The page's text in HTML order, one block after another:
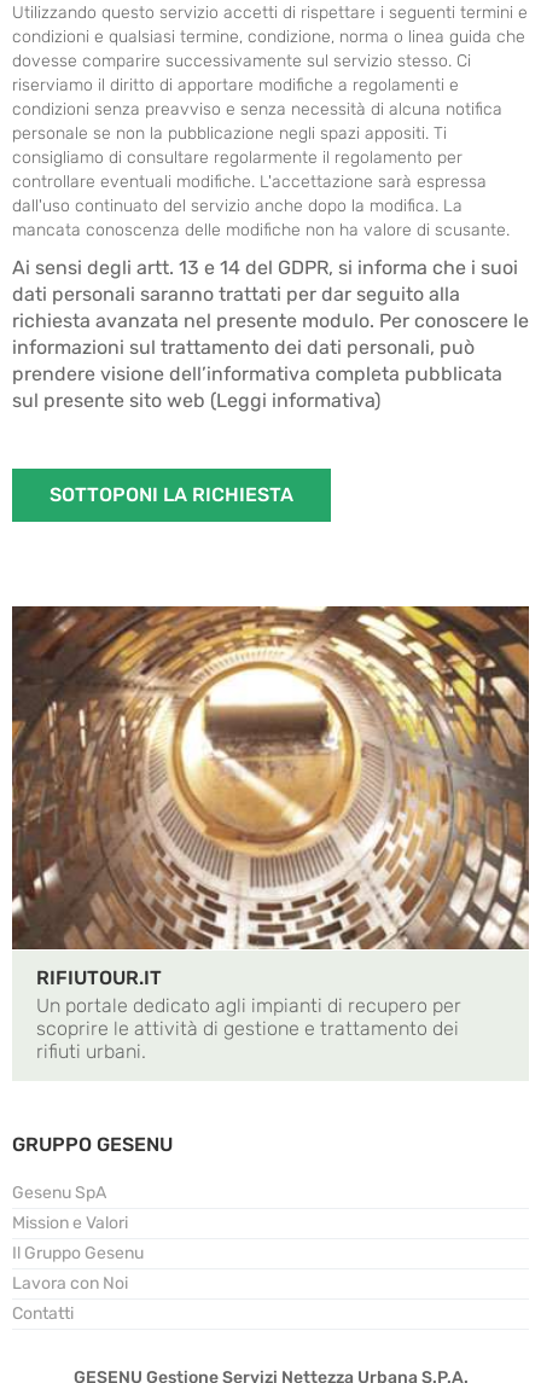
Utilizzando questo servizio accetti di rispettare i seguenti termini e
condizioni e qualsiasi termine, condizione, norma o linea guida che
dovesse comparire successivamente sul servizio stesso. Ci
riserviamo il diritto di apportare modifiche a regolamenti e
condizioni senza preavviso e senza necessità di alcuna notifica
personale se non la pubblicazione negli spazi appositi. Ti
consigliamo di consultare regolarmente il regolamento per
controllare eventuali modifiche. L'accettazione sarà espressa
dall'uso continuato del servizio anche dopo la modifica. La
mancata conoscenza delle modifiche non ha valore di scusante.
Ai sensi degli artt. 13 e 14 del GDPR, si informa che i suoi
dati personali saranno trattati per dar seguito alla
richiesta avanzata nel presente modulo. Per conoscere le
informazioni sul trattamento dei dati personali, può
prendere visione dell’informativa completa pubblicata
sul presente sito web (Leggi informativa)
SOTTOPONI LA RICHIESTA
RIFIUTOUR.IT
Un portale dedicato agli impianti di recupero per
scoprire le attività di gestione e trattamento dei
rifiuti urbani.
GRUPPO GESENU
Gesenu SpA
Mission e Valori
Il Gruppo Gesenu
Lavora con Noi
Contatti
GESENU Gestione Servizi Nettezza Urbana S.P.A.